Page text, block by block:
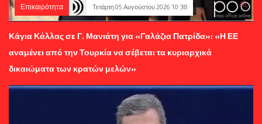
Επικαιρότητα Τετάρτη 05 Αυγούστου 2026 10:38
Κάγια Κάλλας σε Γ. Μανιάτη για «Γαλάζια Πατρίδα»: «Η ΕΕ
αναμένει από την Τουρκία να σέβεται τα κυριαρχικά
δικαιώματα των κρατών μελών»